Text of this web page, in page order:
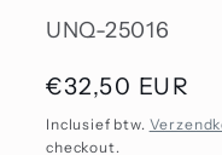
SKU:
UNQ-25016
Normale
prijs
€32,50 EUR
Inclusief btw.
checkout.